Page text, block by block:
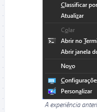
A experiência